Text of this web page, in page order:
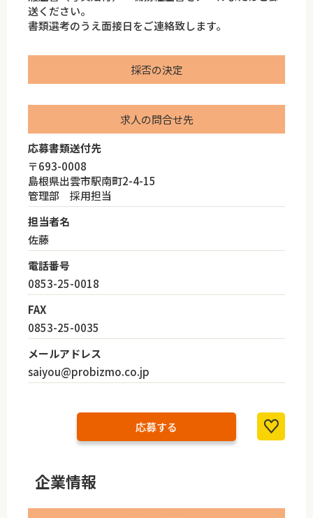
送ください。
書類選考のうえ面接日をご連絡致します。
採否の決定
求人の問合せ先
応募書類送付先
〒693-0008
島根県出雲市駅南町2-4-15
管理部 採用担当
担当者名
佐藤
電話番号
0853-25-0018
FAX
0853-25-0035
メールアドレス
saiyou@probizmo.co.jp
応募する
企業情報